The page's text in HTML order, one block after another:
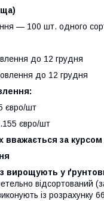
— 100 шт. одного
до 12 грудня
до 12 грудня
євро/шт
євро/шт
вважається за
вирощують у
відсортований
із розрахунку